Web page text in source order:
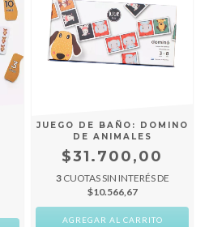
JUEGO DE BAÑO: DOMINO
DE ANIMALES
$31.700,00
3 CUOTAS SIN INTERÉS DE
$10.566,67